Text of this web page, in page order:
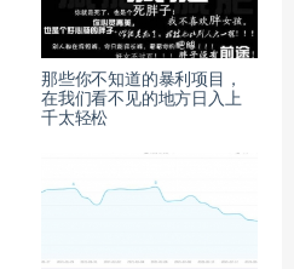
那些你不知道的暴利项目，
在我们看不见的地方日入上
千太轻松